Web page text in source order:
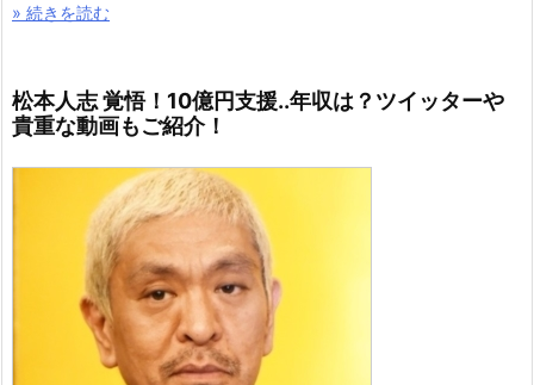
» 続きを読む
松本人志 覚悟！10億円支援..年収は？ツイッターや
貴重な動画もご紹介！